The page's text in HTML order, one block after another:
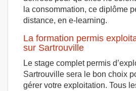
la consommation, ce diplôme
distance, en e-learning.
La formation permis
sur Sartrouville
Le stage complet permis
Sartrouville sera le bon choix
gérer votre exploitation. Tous